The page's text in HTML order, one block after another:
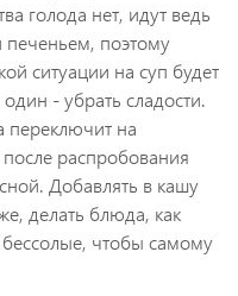
голода нет, идут ведь
поэтому
ситуации на суп будет
- убрать сладости.
переключит на
распробования
Добавлять в кашу
делать блюда, как
чтобы самому